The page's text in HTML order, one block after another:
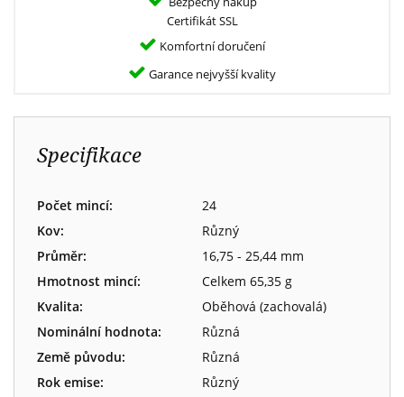
Certifikát SSL
Komfortní doručení
Garance nejvyšší kvality
Specifikace
Počet mincí:
24
Kov:
Různý
Průměr:
16,75 - 25,44 mm
Hmotnost mincí:
Celkem 65,35 g
Kvalita:
Oběhová (zachovalá)
Nominální hodnota:
Různá
Země původu:
Různá
Rok emise:
Různý